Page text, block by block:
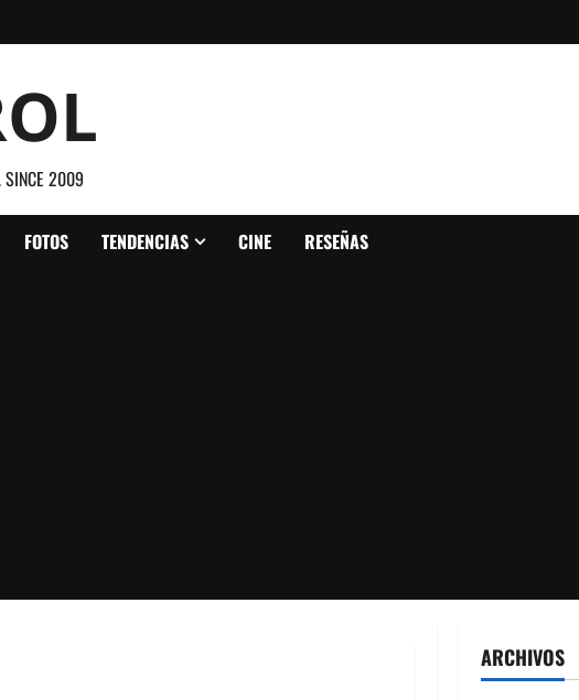
SINCE 2009
FOTOS TENDENCIAS CINE RESEÑAS
ARCHIVOS